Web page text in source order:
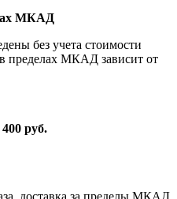
МКАД
без учета стоимости
пределах МКАД зависит от
400 руб.